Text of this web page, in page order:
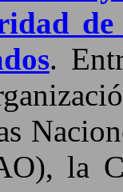
de
.
la